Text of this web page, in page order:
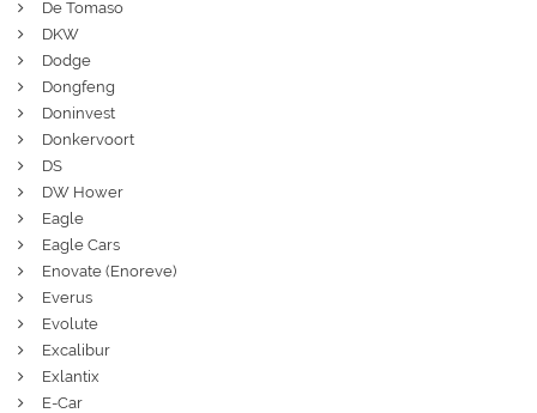
De Tomaso
DKW
Dodge
Dongfeng
Doninvest
Donkervoort
DS
DW Hower
Eagle
Eagle Cars
Enovate (Enoreve)
Everus
Evolute
Excalibur
Exlantix
E-Car